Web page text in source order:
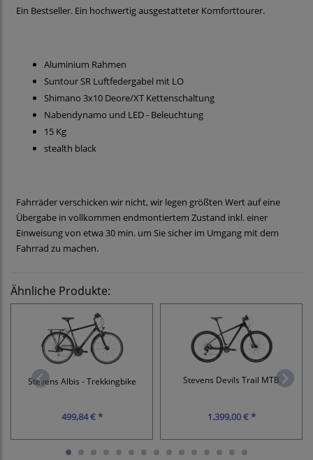
Ein Bestseller. Ein hochwertig ausgestatteter Komforttourer.
Aluminium Rahmen
Suntour SR Luftfedergabel mit LO
Shimano 3x10 Deore/XT Kettenschaltung
Nabendynamo und LED - Beleuchtung
15 Kg
stealth black
Fahrräder verschicken wir nicht, wir legen größten Wert auf eine
Übergabe in vollkommen endmontiertem Zustand inkl. einer
Einweisung von etwa 30 min. um Sie sicher im Umgang mit dem
Fahrrad zu machen.
Ähnliche Produkte:
Stevens Albis - Trekkingbike
499,84 € *
Stevens Devils Trail MTB
1.399,00 € *